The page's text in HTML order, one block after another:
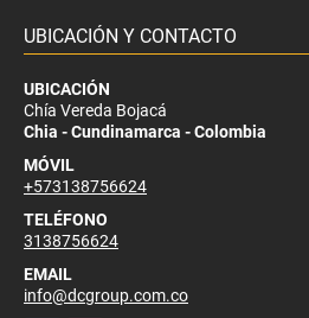
UBICACIÓN Y CONTACTO
UBICACIÓN
Chía Vereda Bojacá
Chia - Cundinamarca - Colombia
MÓVIL
+573138756624
TELÉFONO
3138756624
EMAIL
info@dcgroup.com.co